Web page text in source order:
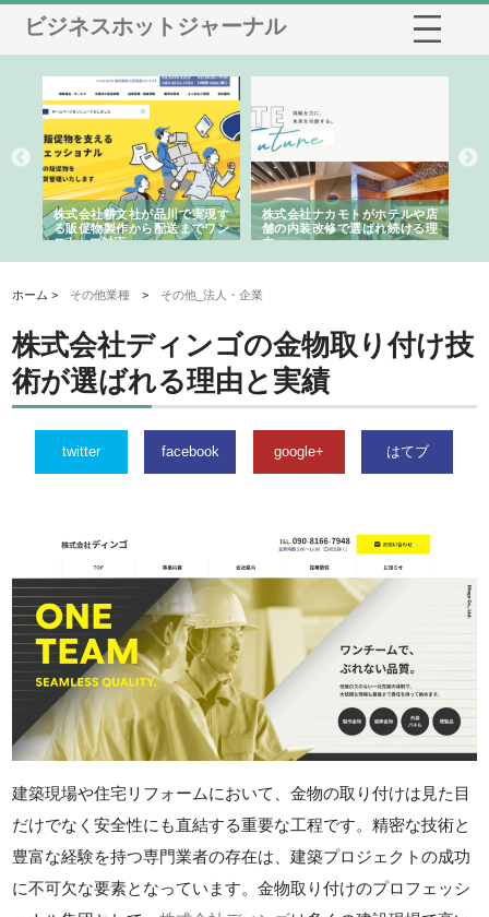
ビジネスホットジャーナル
株式会社耕文社が品川で実現す
る販促物製作から配送までワン
ストップ対応
株式会社ナカモトがホテルや店
舗の内装改修で選ばれ続ける理
由
ホーム > その他業種 > その他_法人・企業
株式会社ディンゴの金物取り付け技
術が選ばれる理由と実績
twitter facebook google+ はてブ
建築現場や住宅リフォームにおいて、金物の取り付けは見た目
だけでなく安全性にも直結する重要な工程です。精密な技術と
豊富な経験を持つ専門業者の存在は、建築プロジェクトの成功
に不可欠な要素となっています。金物取り付けのプロフェッシ